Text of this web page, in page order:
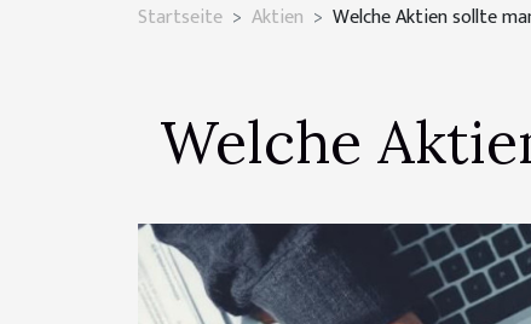
Startseite Aktien Welche Aktien sollte
Welche